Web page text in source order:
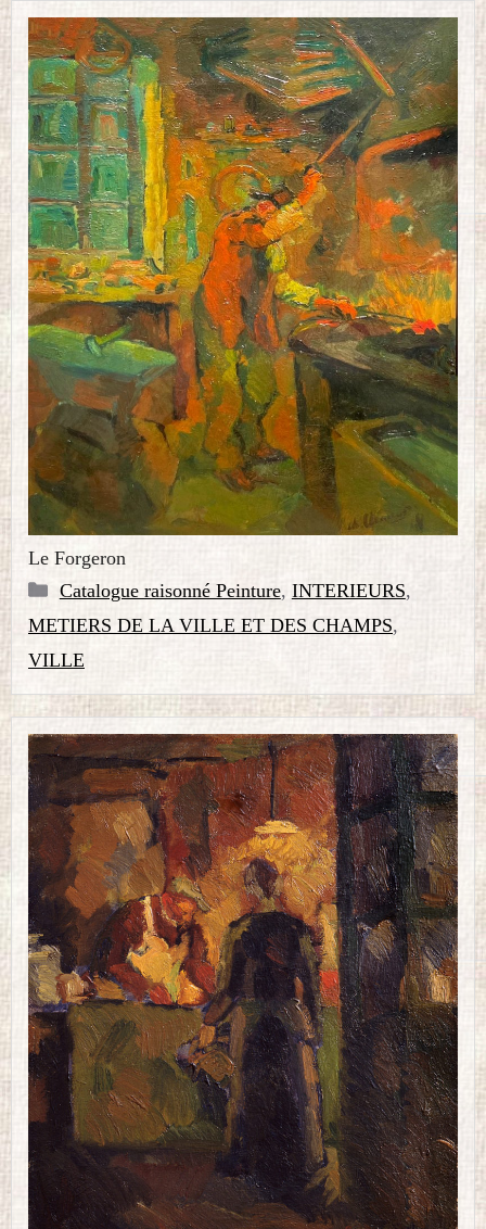
Le Forgeron
Catégories
Catalogue raisonné Peinture, INTERIEURS,
METIERS DE LA VILLE ET DES CHAMPS,
VILLE